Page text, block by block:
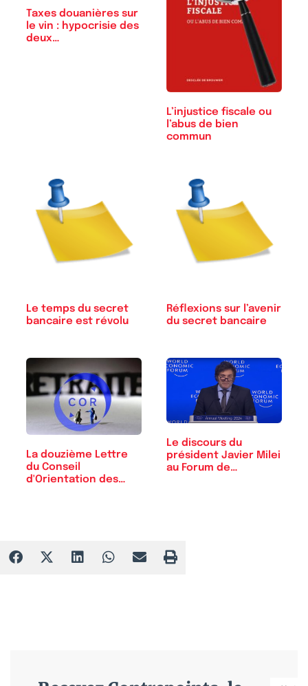
Taxes douanières sur
le vin : hypocrisie des
deux…
L’injustice fiscale ou
l’abus de bien
commun
Le temps du secret
bancaire est révolu
Réflexions sur l’avenir
du secret bancaire
La douzième Lettre
du Conseil
d'Orientation des
Le discours du
président Javier Milei
au Forum de…